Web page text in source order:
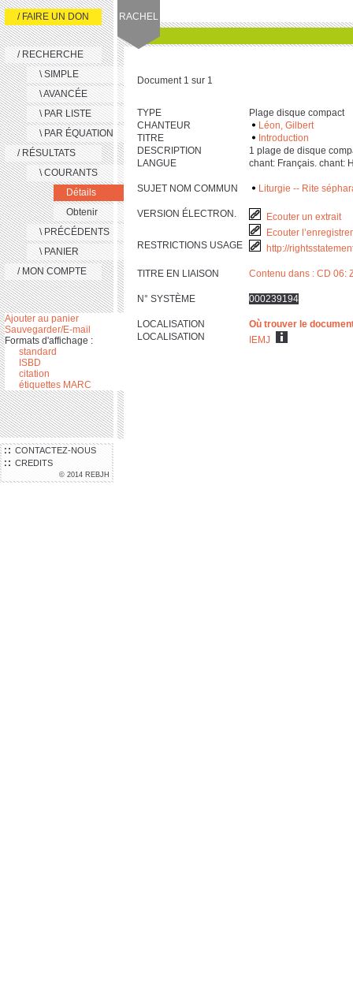
RACHEL
CONTACTEZ-NOUS
CREDITS
© 2014 REBJH
/ FAIRE UN DON
/ RECHERCHE
\ SIMPLE
\ AVANCÉE
\ PAR LISTE
\ PAR ÉQUATION
/ RÉSULTATS
\ COURANTS
Détails
Obtenir
\ PRÉCÉDENTS
\ PANIER
/ MON COMPTE
Ajouter au panier
Sauvegarder/E-mail
Formats d'affichage :
standard
ISBD
citation
étiquettes MARC
Document 1 sur 1
TYPE
Plage disque compact
CHANTEUR
Léon, Gilbert
TITRE
Introduction
DESCRIPTION
‎1 plage de disque
LANGUE
chant: Français. chant:
SUJET NOM COMMUN Liturgie -- Rite
VERSION ÉLECTRON.
Ecouter un extrait
Ecouter
RESTRICTIONS USAGE
http://
TITRE EN LIAISON Contenu dans : CD 06:
N° SYSTÈME 000239194
LOCALISATION
Où trouver le
LOCALISATION
IEMJ